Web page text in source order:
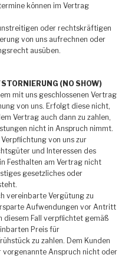
können im Vertrag
oder rechtskräftigen
von uns aufrechnen oder
ausüben.
(NO SHOW)
mit uns geschlossenen Vertrag
von uns. Erfolgt diese nicht,
Vertrag auch dann zu zahlen,
nicht in Anspruch nimmt.
von uns zur
und Interessen des
Festhalten am Vertrag nicht
gesetzliches oder
vereinbarte Vergütung zu
Aufwendungen vor Antritt
diesem Fall verpflichtet gemäß
Preis für
zu zahlen. Dem Kunden
Anspruch nicht oder